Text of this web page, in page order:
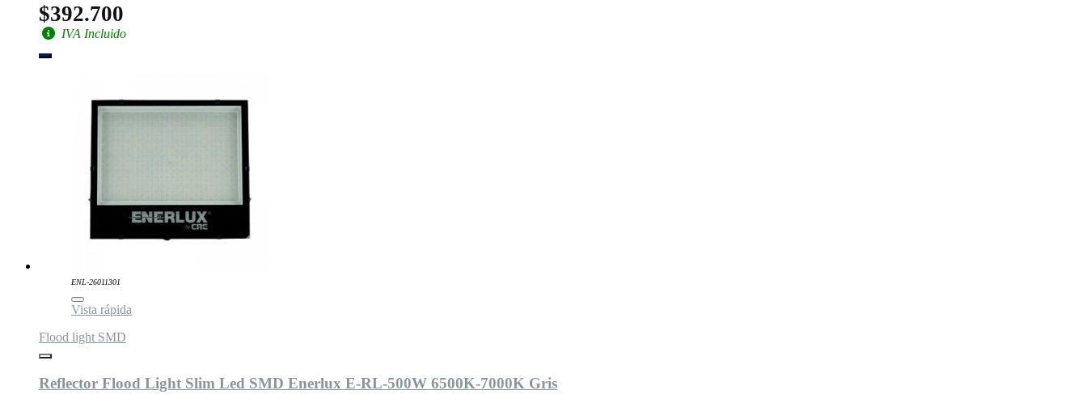
$392.700
IVA Incluido
ENL-26011301
Vista rápida
Flood light SMD
Reflector Flood Light Slim Led SMD Enerlux E-RL-500W 6500K-7000K Gris